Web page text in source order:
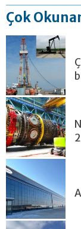
Çok